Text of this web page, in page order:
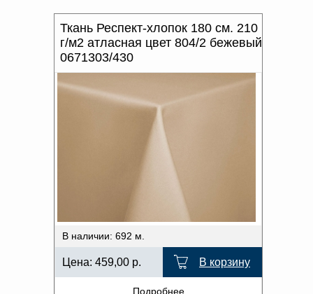
Ткань Респект-хлопок 180 см. 210
г/м2 атласная цвет 804/2 бежевый
0671303/430
В наличии: 692 м.
Цена: 459,00 р. В корзину
Подробнее